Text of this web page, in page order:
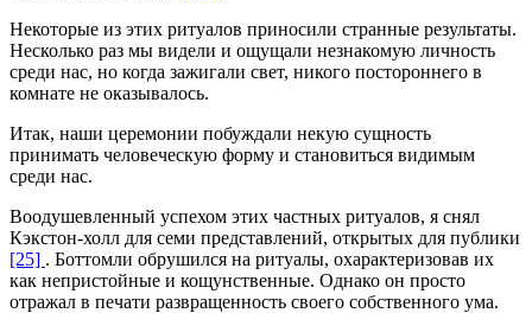
Некоторые из этих ритуалов приносили странные результаты.
Несколько раз мы видели и ощущали незнакомую личность
среди нас, но когда зажигали свет, никого постороннего в
комнате не оказывалось.
Итак, наши церемонии побуждали некую сущность
принимать человеческую форму и становиться видимым
среди нас.
Воодушевленный успехом этих частных ритуалов, я снял
Кэкстон-холл для семи представлений, открытых для публики
[25] . Боттомли обрушился на ритуалы, охарактеризовав их
как непристойные и кощунственные. Однако он просто
отражал в печати развращенность своего собственного ума.